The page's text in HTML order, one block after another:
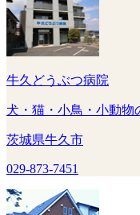
牛久どうぶつ病院
犬・猫・小鳥・小動
茨城県牛久市
029-873-7451